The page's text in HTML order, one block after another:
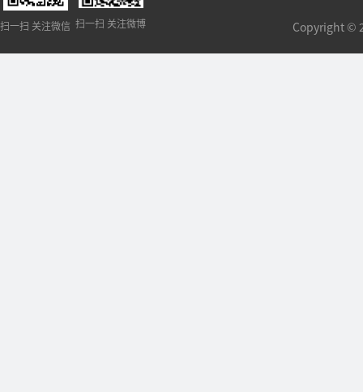
扫一扫 关注微信 扫一扫 关注微博 Copyright ©